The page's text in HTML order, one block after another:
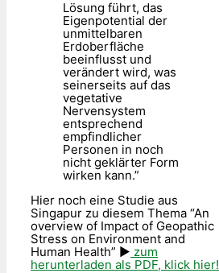
Lösung führt, das
Eigenpotential der
unmittelbaren
Erdoberfläche
beeinflusst und
verändert wird, was
seinerseits auf das
vegetative
Nervensystem
entsprechend
empfindlicher
Personen in noch
nicht geklärter Form
wirken kann.”
Hier noch eine Studie aus
Singapur zu diesem Thema “An
overview of Impact of Geopathic
Stress on Environment and
Human Health” ► zum
herunterladen als PDF, klick hier!